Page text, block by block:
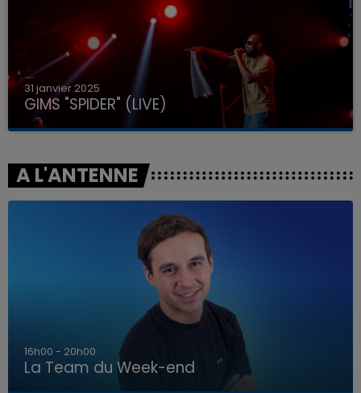
31 janvier 2025
GIMS "SPIDER" (LIVE)
A L'ANTENNE
7h00 - 12h00
La Team du Week-end